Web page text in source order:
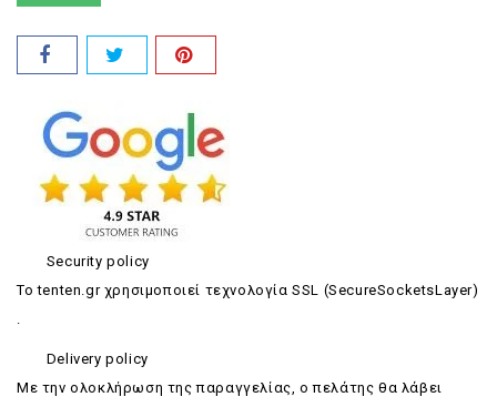
Security policy
Το tenten.gr χρησιμοποιεί τεχνολογία SSL (SecureSocketsLayer)
.
Delivery policy
Με την ολοκλήρωση της παραγγελίας, ο πελάτης θα λάβει